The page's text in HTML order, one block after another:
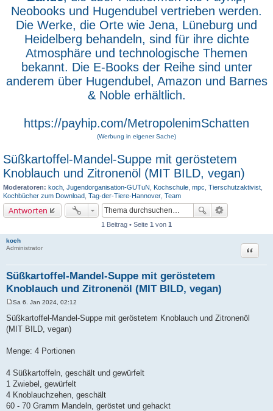
Neobooks und Hugendubel vertrieben werden.
Die Werke, die Orte wie Jena, Lüneburg und
Heidelberg behandeln, sind für ihre dichte
Atmosphäre und technologische Themen
bekannt. Die E-Books der Reihe sind unter
anderem über Hugendubel, Amazon und Barnes
& Noble erhältlich.
https://payhip.com/MetropolenimSchatten
(Werbung in eigener Sache)
Süßkartoffel-Mandel-Suppe mit geröstetem
Knoblauch und Zitronenöl (MIT BILD, vegan)
Moderatoren: koch Jugendorganisation-GUTuN Kochschule mpc Tierschutzaktivist
Kochbücher zum Download Tag-der-Tiere-Hannover Team
Antworten
1 Beitrag • Seite 1 von 1
koch
Administrator
Süßkartoffel-Mandel-Suppe mit geröstetem
Knoblauch und Zitronenöl (MIT BILD, vegan)
Zitat
e
i
t
g
Sa 6. Jan 2024, 02:12
Süßkartoffel-Mandel-Suppe mit geröstetem Knoblauch und Zitronenöl
(MIT BILD, vegan)
Menge: 4 Portionen
4 Süßkartoffeln, geschält und gewürfelt
1 Zwiebel, gewürfelt
4 Knoblauchzehen, geschält
60 - 70 Gramm Mandeln, geröstet und gehackt